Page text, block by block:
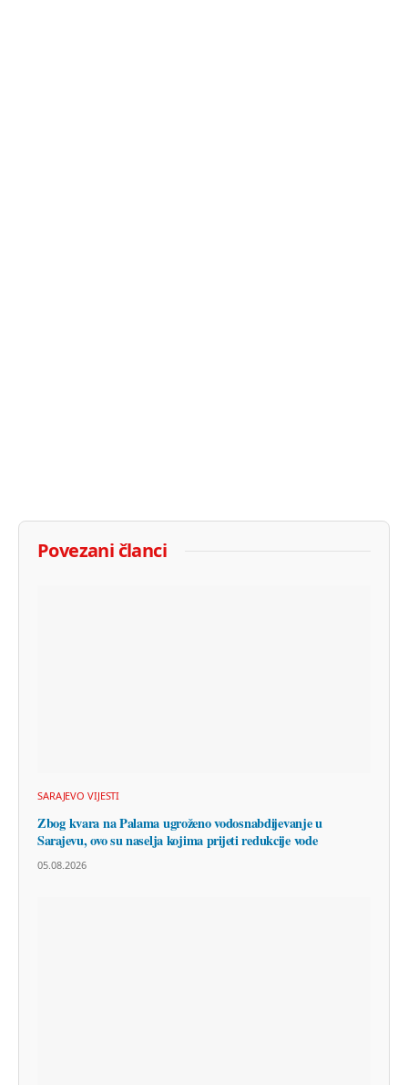
Povezani članci
SARAJEVO VIJESTI
Zbog kvara na Palama ugroženo vodosnabdijevanje u
Sarajevu, ovo su naselja kojima prijeti redukcije vode
05.08.2026